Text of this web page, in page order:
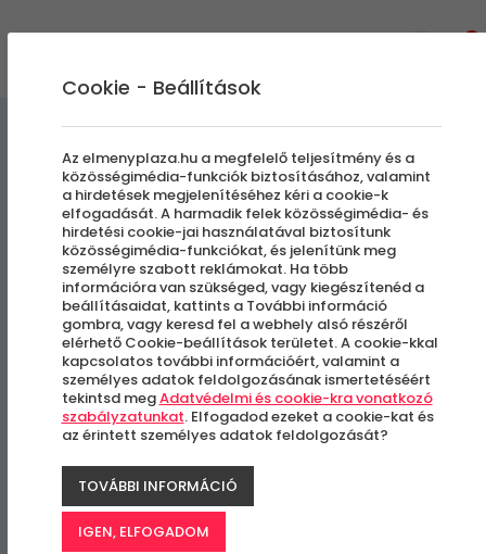
Nagyszülők-unokák fotózás
Több Helyszín
-36%
Cookie - Beállítások
Az elmenyplaza.hu a megfelelő teljesítmény és a
közösségimédia-funkciók biztosításához, valamint
a hirdetések megjelenítéséhez kéri a cookie-k
elfogadását. A harmadik felek közösségimédia- és
hirdetési cookie-jai használatával biztosítunk
közösségimédia-funkciókat, és jelenítünk meg
személyre szabott reklámokat. Ha több
információra van szükséged, vagy kiegészítenéd a
beállításaidat, kattints a További információ
gombra, vagy keresd fel a webhely alsó részéről
elérhető Cookie-beállítások területet. A cookie-kkal
kapcsolatos további információért, valamint a
személyes adatok feldolgozásának ismertetéséért
tekintsd megAdatvédelmi és cookie-kra vonatkozó
szabályzatunkat. Elfogadod ezeket a cookie-kat és
az érintett személyes adatok feldolgozását?
TOVÁBBI INFORMÁCIÓ
IGEN, ELFOGADOM